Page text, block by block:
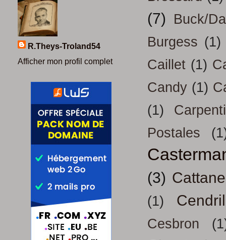
(7)
Buck/
Burgess (1)
Caillet (1)
Candy (1)
(1)
Postales
(3)
(1)
Cesbron
R.Theys-Troland54
Afficher mon profil complet